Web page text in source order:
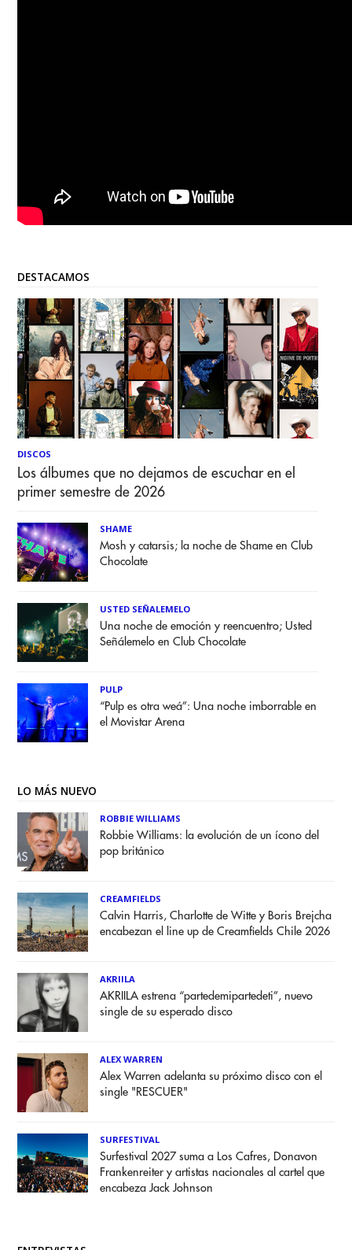
DESTACAMOS
DISCOS
Los álbumes que no dejamos de escuchar en el
primer semestre de 2026
SHAME
Mosh y catarsis; la noche de Shame en Club
Chocolate
USTED SEÑALEMELO
Una noche de emoción y reencuentro; Usted
Señálemelo en Club Chocolate
PULP
“Pulp es otra weá”: Una noche imborrable en
el Movistar Arena
LO MÁS NUEVO
ROBBIE WILLIAMS
Robbie Williams: la evolución de un ícono del
pop británico
CREAMFIELDS
Calvin Harris, Charlotte de Witte y Boris Brejcha
encabezan el line up de Creamfields Chile 2026
AKRIILA
AKRIILA estrena “partedemipartedeti”, nuevo
single de su esperado disco
ALEX WARREN
Alex Warren adelanta su próximo disco con el
single "RESCUER"
SURFESTIVAL
Surfestival 2027 suma a Los Cafres, Donavon
Frankenreiter y artistas nacionales al cartel que
encabeza Jack Johnson